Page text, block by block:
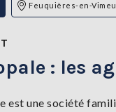
Feuquières-en-
: les
est une société